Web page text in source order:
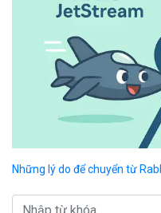
Những lý do để chuyển từ